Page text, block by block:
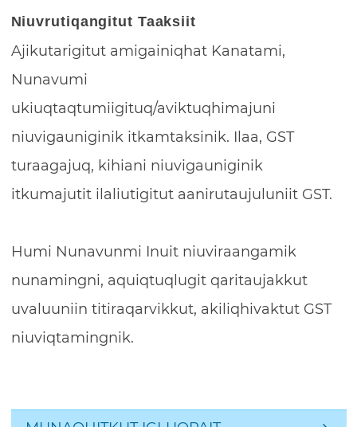
Niuvrutiqangitut Taaksiit
Ajikutarigitut amigainiqhat Kanatami,
Nunavumi
ukiuqtaqtumiigituq/aviktuqhimajuni
niuvigauniginik itkamtaksinik. Ilaa, GST
turaagajuq, kihiani niuvigauniginik
itkumajutit ilaliutigitut aanirutaujuluniit GST.
Humi Nunavunmi Inuit niuviraangamik
nunamingni, aquiqtuqlugit qaritaujakkut
uvaluuniin titiraqarvikkut, akiliqhivaktut GST
niuviqtamingnik.
Side Navigation: Page